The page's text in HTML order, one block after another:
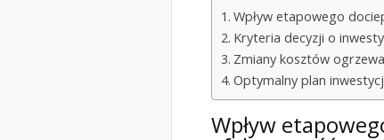
Wpływ etapowego
Kryteria decyzji o
Zmiany kosztów
Optymalny plan
Wpływ